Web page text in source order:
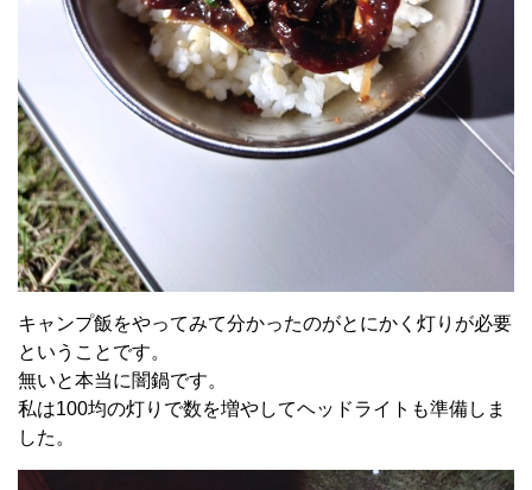
キャンプ飯をやってみて分かったのがとにかく灯りが必要
ということです。
無いと本当に闇鍋です。
私は100均の灯りで数を増やしてヘッドライトも準備しま
した。